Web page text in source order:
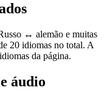
↔ alemão e muitas
20 idiomas no total. A
da página.
áudio